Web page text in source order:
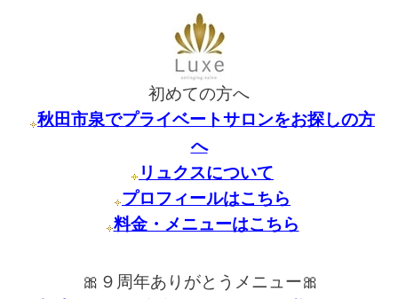
初めての方へ
秋田市泉でプライベートサロンをお探しの方
へ
リュクスについて
プロフィールはこちら
料金・メニューはこちら
🎀９周年ありがとうメニュー🎀